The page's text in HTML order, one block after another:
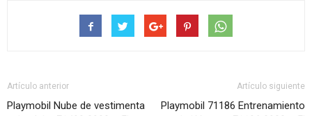
Artículo anterior
Playmobil Nube de vestimenta
Artículo siguiente
Playmobil 71186 Entrenamiento